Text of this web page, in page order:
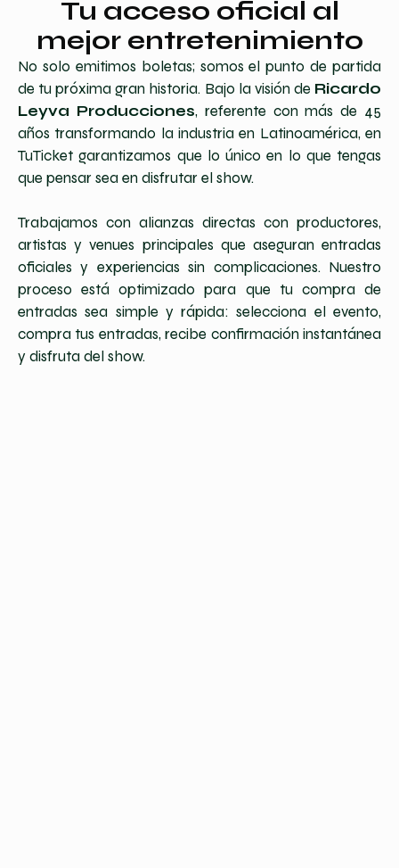
Tu acceso oficial al
mejor entretenimiento
No solo emitimos boletas; somos el punto de partida
de tu próxima gran historia. Bajo la visión de Ricardo
Leyva Producciones, referente con más de 45
años transformando la industria en Latinoamérica, en
TuTicket garantizamos que lo único en lo que tengas
que pensar sea en disfrutar el show.
Trabajamos con alianzas directas con productores,
artistas y venues principales que aseguran entradas
oficiales y experiencias sin complicaciones. Nuestro
proceso está optimizado para que tu compra de
entradas sea simple y rápida: selecciona el evento,
compra tus entradas, recibe confirmación instantánea
y disfruta del show.